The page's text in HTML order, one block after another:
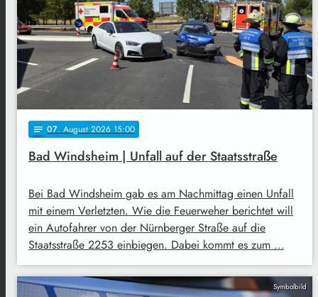
notes 07. August 2026 15:00
Bad Windsheim | Unfall auf der Staatsstraße
Bei Bad Windsheim gab es am Nachmittag einen Unfall
mit einem Verletzten. Wie die Feuerweher berichtet will
ein Autofahrer von der Nürnberger Straße auf die
Staatsstraße 2253 einbiegen. Dabei kommt es zum …
Symbolbild